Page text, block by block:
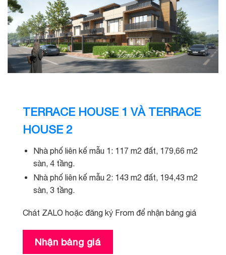
TERRACE HOUSE 1 VÀ TERRACE
HOUSE 2
Nhà phố liên kế mẫu 1: 117 m2 đất, 179,66 m2
sàn, 4 tầng.
Nhà phố liên kế mẫu 2: 143 m2 đất, 194,43 m2
sàn, 3 tầng.
Chát ZALO hoặc đăng ký From để nhận bảng giá
Nhận bảng giá